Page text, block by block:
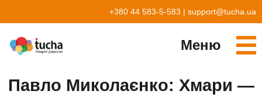
+380 44 583-5-583 | support@tucha.ua
Меню
Павло Миколаєнко: Хмари —